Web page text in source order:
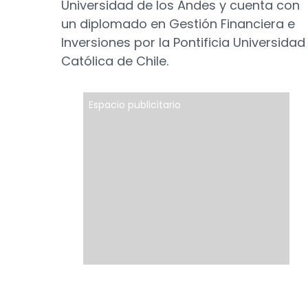
Universidad de los Andes y cuenta con
un diplomado en Gestión Financiera e
Inversiones por la Pontificia Universidad
Católica de Chile.
Espacio publicitario